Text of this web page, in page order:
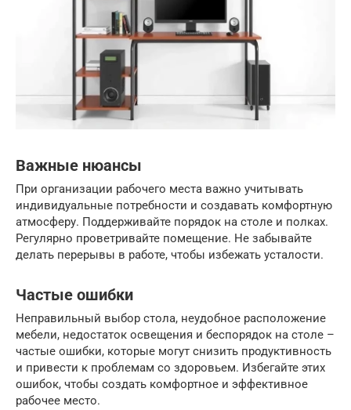
Важные нюансы
При организации рабочего места важно учитывать
индивидуальные потребности и создавать комфортную
атмосферу. Поддерживайте порядок на столе и полках.
Регулярно проветривайте помещение. Не забывайте
делать перерывы в работе, чтобы избежать усталости.
Частые ошибки
Неправильный выбор стола, неудобное расположение
мебели, недостаток освещения и беспорядок на столе –
частые ошибки, которые могут снизить продуктивность
и привести к проблемам со здоровьем. Избегайте этих
ошибок, чтобы создать комфортное и эффективное
рабочее место.